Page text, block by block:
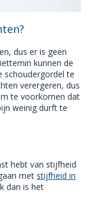
dus er is geen
kunnen de
schoudergordel te
verergeren, dus
te voorkomen dat
weinig durft te
hebt van stijfheid
met stijfheid in
dan is het